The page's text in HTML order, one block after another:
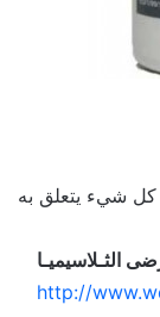
كل شيء يتعلق به
http://